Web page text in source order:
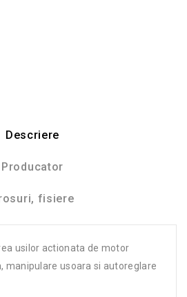
Descriere
Producator
fisiere
usilor actionata de motor
manipulare usoara si autoreglare